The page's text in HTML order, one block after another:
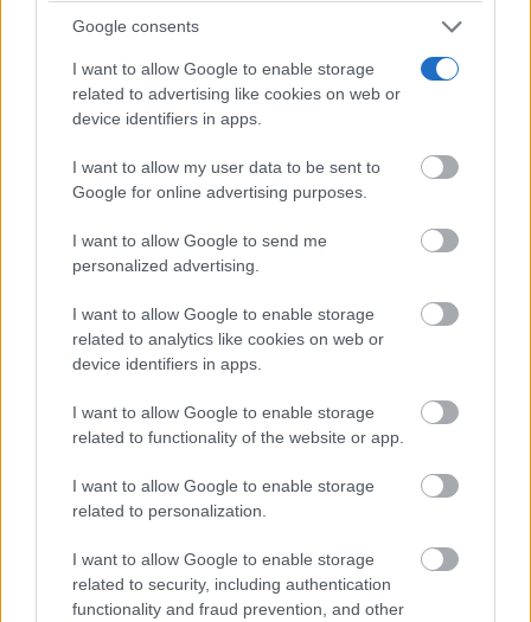
Google consents
I want to allow Google to enable storage
related to advertising like cookies on web or
device identifiers in apps.
I want to allow my user data to be sent to
Google for online advertising purposes.
I want to allow Google to send me
personalized advertising.
I want to allow Google to enable storage
related to analytics like cookies on web or
device identifiers in apps.
I want to allow Google to enable storage
related to functionality of the website or app.
I want to allow Google to enable storage
related to personalization.
I want to allow Google to enable storage
related to security, including authentication
functionality and fraud prevention, and other
de antes, pero mejor!
Los pasaportes que más puertas abren ¿está el tuyo?